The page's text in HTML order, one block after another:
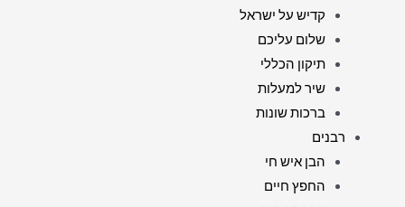
קדיש על ישראל
שלום עליכם
תיקון הכללי
שיר למעלות
ברכות שונות
רבנים
הבן איש חי
החפץ חיים